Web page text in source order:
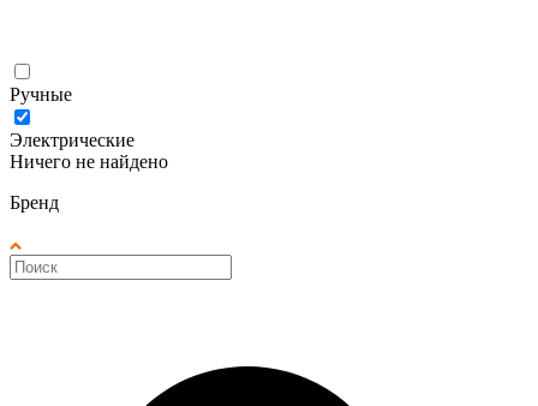
Ручные
Электрические
Ничего не найдено
Бренд